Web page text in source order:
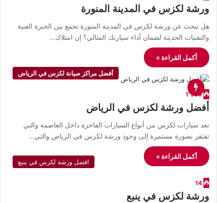
ورشة لكزس في المدينة المنورة
هل تبحث عن ورشة لكزس في المدينة المنورة تجمع بين الخبرة الفنية
والتقنيات الحديثة لضمان أداء سيارتك المثالي؟ إن امتلاك…
أكمل القراءة »
أفضل مراكز صيانة لكزس في الرياض
1٬569
أفضل ورشة لكزس في الرياض
تعد سيارات لكزس من أنواع السيارات الفاخرة داخل العاصمة والتي
تفتقر بصورة مستمرة إلى وجود ورشة لكزس في الرياض والتي…
أكمل القراءة »
افضل ورشة لكزس في ينبع
14
ورشة لكزس في ينبع